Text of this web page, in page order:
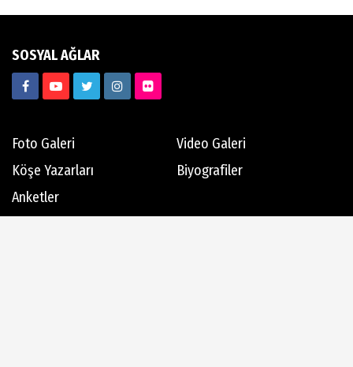
SOSYAL AĞLAR
Foto Galeri
Video Galeri
Köşe Yazarları
Biyografiler
Anketler